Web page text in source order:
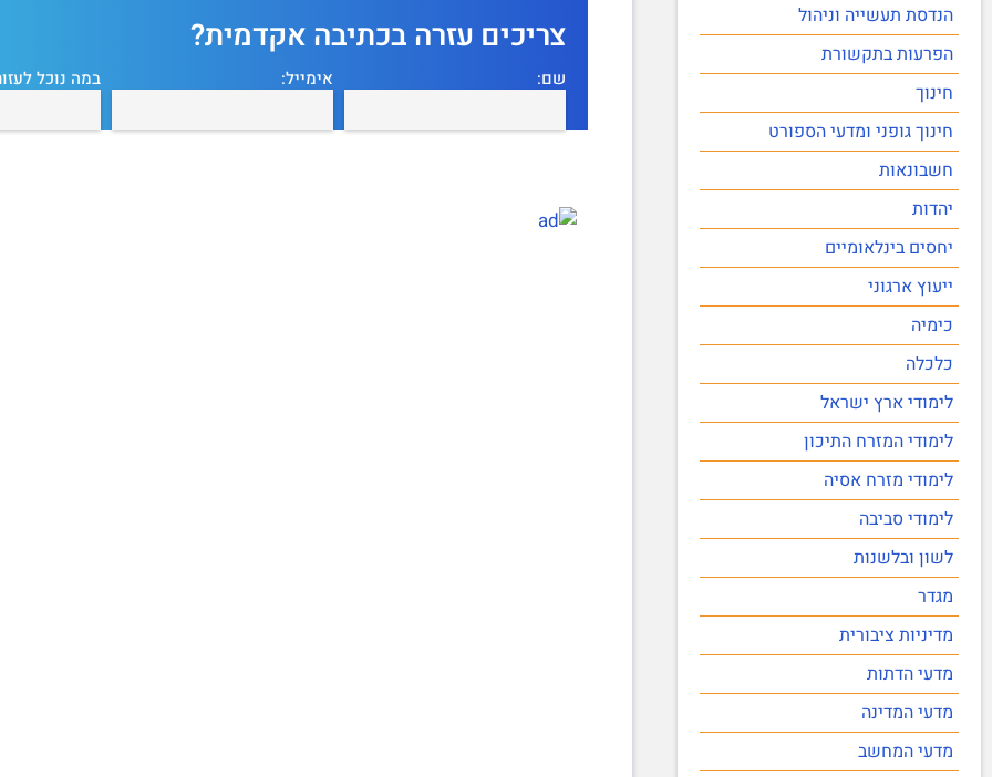
הנדסת תעשייה וניהול
הפרעות בתקשורת
חינוך
חינוך גופני ומדעי הספורט
חשבונאות
יהדות
יחסים בינלאומיים
ייעוץ ארגוני
כימיה
כלכלה
לימודי ארץ ישראל
לימודי המזרח התיכון
לימודי מזרח אסיה
לימודי סביבה
לשון ובלשנות
מגדר
מדיניות ציבורית
מדעי הדתות
מדעי המדינה
מדעי המחשב
צריכים עזרה בכתיבה אקדמית?
שם: אימייל: במה נוכל